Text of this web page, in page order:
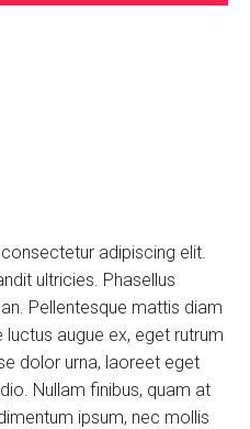
adipiscing elit.
ultricies. Phasellus
Pellentesque mattis diam
augue ex, eget rutrum
dolor urna, laoreet eget
Nullam finibus, quam at
ipsum, nec mollis